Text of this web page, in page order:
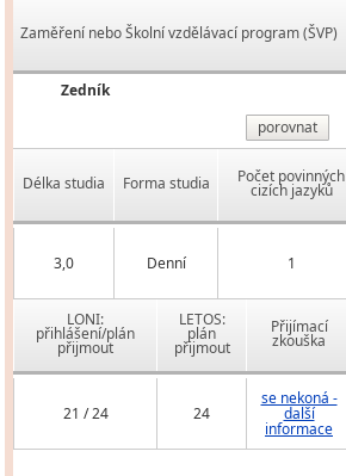
Zaměření nebo Školní vzdělávací program (ŠVP)
Zedník
porovnat
Délka studia Forma studia Počet povinných
cizích jazyků
3,0 Denní 1
LONI:
přihlášení/plán
přijmout
LETOS:
plán
přijmout
Přijímací
zkouška
21 / 24 24
se nekoná -
další
informace